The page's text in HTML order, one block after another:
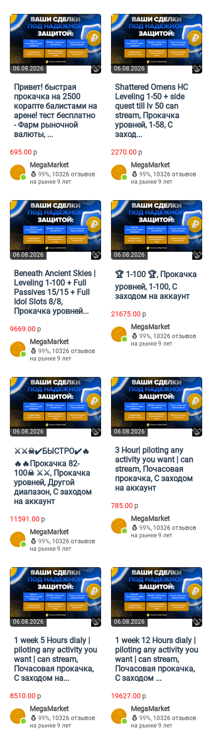
06.08.2026
Привет! быстрая
прокачка на 2500
корапте балистами на
арене! тест бесплатно
- Фарм рыночной
валюты, ...
695.00 p
MegaMarket
99%, 10326 отзывов
на рынке 9 лет
06.08.2026
Shattered Omens HC
Leveling 1-50 + side
quest till lv 50 can
stream, Прокачка
уровней, 1-58, С
заход...
2270.00 p
MegaMarket
99%, 10326 отзывов
на рынке 9 лет
06.08.2026
Beneath Ancient Skies |
Leveling 1-100 + Full
Passives 15/15 + Full
Idol Slots 8/8,
Прокачка уровней...
9669.00 p
MegaMarket
99%, 10326 отзывов
на рынке 9 лет
06.08.2026
🏆 1-100 🏆, Прокачка
уровней, 1-100, С
заходом на аккаунт
21675.00 p
MegaMarket
99%, 10326 отзывов
на рынке 9 лет
06.08.2026
⚔️⚔️☠✔️БЫСТРО✔️🔥
🔥🔥Прокачка 82-
100☠ ⚔️⚔️, Прокачка
уровней, Другой
диапазон, С заходом
на аккаунт
11591.00 p
MegaMarket
99%, 10326 отзывов
на рынке 9 лет
06.08.2026
3 Hour| piloting any
activity you want | can
stream, Почасовая
прокачка, С заходом
на аккаунт
785.00 p
MegaMarket
99%, 10326 отзывов
на рынке 9 лет
06.08.2026
1 week 5 Hours dialy |
piloting any activity you
want | can stream,
Почасовая прокачка,
С заходом на...
8510.00 p
MegaMarket
99%, 10326 отзывов
на рынке 9 лет
06.08.2026
1 week 12 Hours dialy |
piloting any activity you
want | can stream,
Почасовая прокачка,
С заходом ...
19627.00 p
MegaMarket
99%, 10326 отзывов
на рынке 9 лет